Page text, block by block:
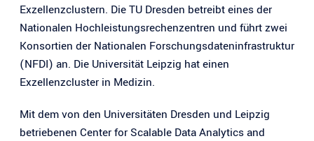
Exzellenzclustern. Die TU Dresden betreibt eines der
Nationalen Hochleistungsrechenzentren und führt zwei
Konsortien der Nationalen Forschungsdateninfrastruktur
(NFDI) an. Die Universität Leipzig hat einen
Exzellenzcluster in Medizin.
Mit dem von den Universitäten Dresden und Leipzig
betriebenen Center for Scalable Data Analytics and